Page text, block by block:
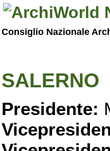
Consiglio Nazionale
SALERNO
Presidente: